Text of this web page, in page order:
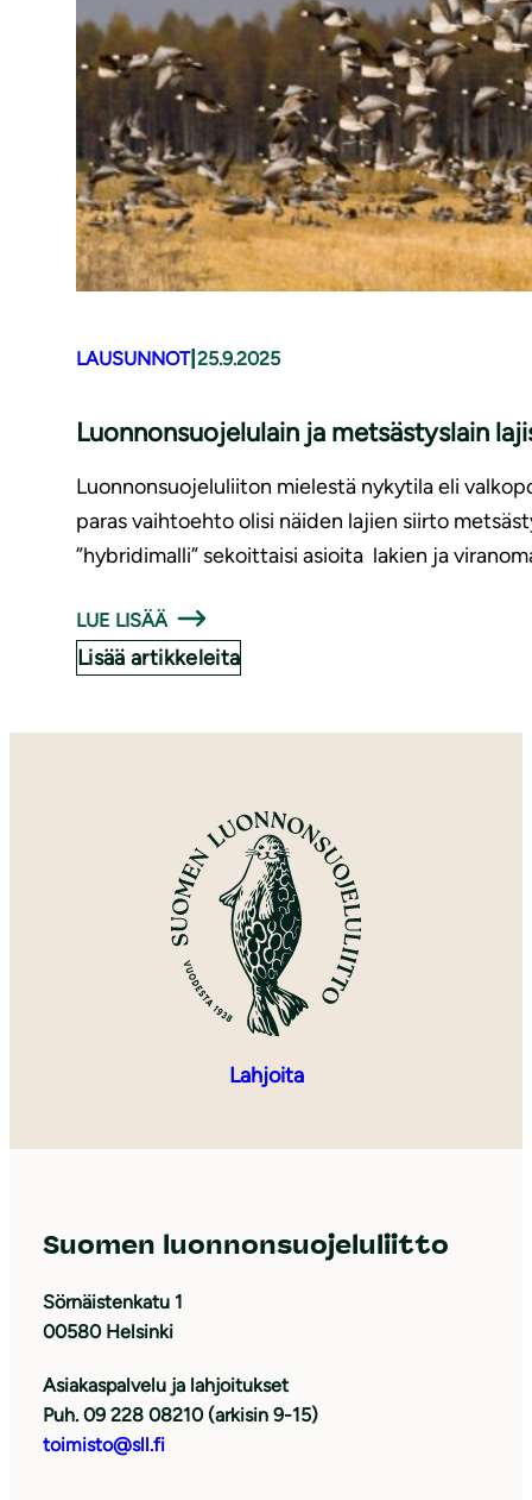
LAUSUNNOT| 25.9.2025
Luonnonsuojelulain ja metsästyslain
Luonnonsuojeluliiton mielestä nykytila eli
paras vaihtoehto olisi näiden lajien siirto
”hybridimalli” sekoittaisi asioita lakien ja
LUE LISÄÄ
Lisää artikkeleita
Lahjoita
Suomen luonnonsuojeluliitto
Sörnäistenkatu 1
00580 Helsinki
Asiakaspalvelu ja lahjoitukset
Puh. 09 228 08210 (arkisin 9-15)
toimisto@sll.fi